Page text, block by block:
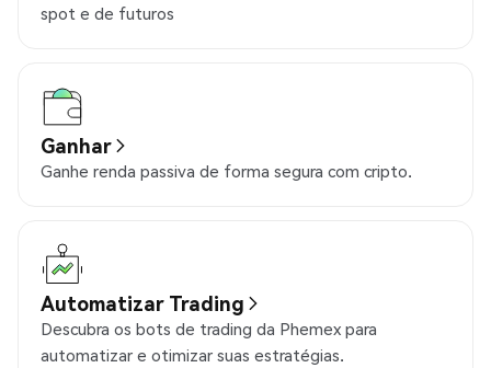
spot e de futuros
Ganhar
Ganhe renda passiva de forma segura com cripto.
Automatizar Trading
Descubra os bots de trading da Phemex para
automatizar e otimizar suas estratégias.